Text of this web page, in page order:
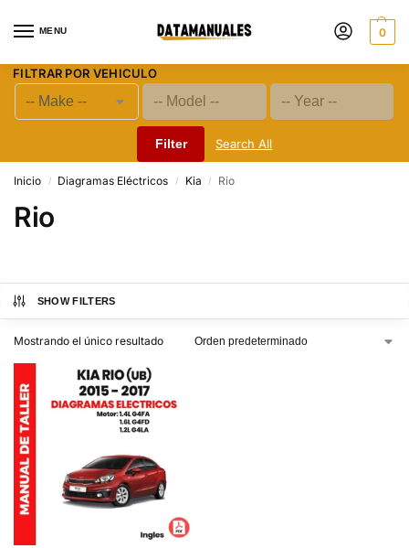
MENU 0
FILTRAR POR VEHICULO
Filter Search All
Inicio / Diagramas Eléctricos / Kia / Rio
Rio
SHOW FILTERS
Mostrando el único resultado